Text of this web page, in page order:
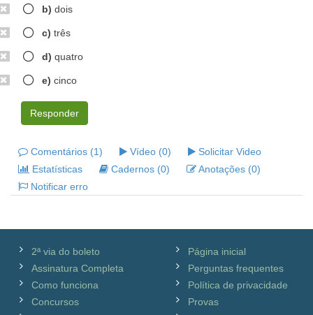
b) dois
c) três
d) quatro
e) cinco
Responder
Comentários (1) Vídeo (0)
Solicitar Video
Estatísticas
Cadernos (0)
Anotações (0)
Notificar erro
2ª via do boleto
Assinatura Completa
Como funciona
Concursos
Página inicial
Perguntas frequentes
Política de privacidade
Provas